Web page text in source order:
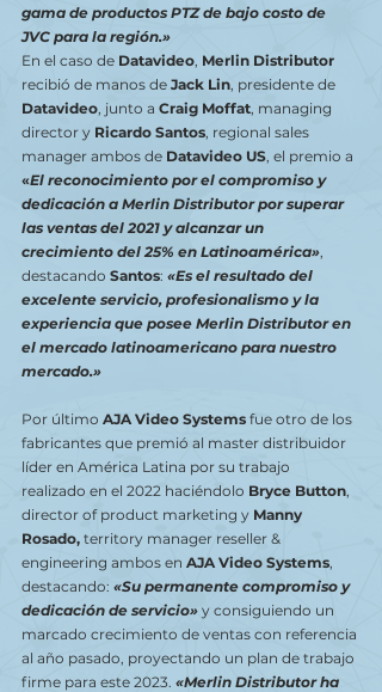
gama de productos PTZ de bajo costo de
JVC para la región.»
En el caso de Datavideo, Merlin Distributor
recibió de manos de Jack Lin, presidente de
Datavideo, junto a Craig Moffat, managing
director y Ricardo Santos, regional sales
manager ambos de Datavideo US, el premio a
«El reconocimiento por el compromiso y
dedicación a Merlin Distributor por superar
las ventas del 2021 y alcanzar un
crecimiento del 25% en Latinoamérica»,
destacando Santos: «Es el resultado del
excelente servicio, profesionalismo y la
experiencia que posee Merlin Distributor en
el mercado latinoamericano para nuestro
mercado.»
Por último AJA Video Systems fue otro de los
fabricantes que premió al master distribuidor
líder en América Latina por su trabajo
realizado en el 2022 haciéndolo Bryce Button,
director of product marketing y Manny
Rosado, territory manager reseller &
engineering ambos en AJA Video Systems,
destacando: «Su permanente compromiso y
dedicación de servicio» y consiguiendo un
marcado crecimiento de ventas con referencia
al año pasado, proyectando un plan de trabajo
firme para este 2023. «Merlin Distributor ha